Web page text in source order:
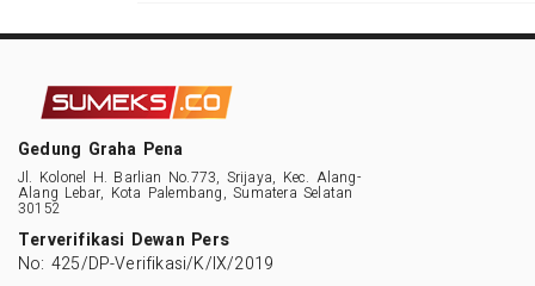
Gedung Graha Pena
Jl. Kolonel H. Barlian No.773, Srijaya, Kec. Alang-
Alang Lebar, Kota Palembang, Sumatera Selatan
30152
Terverifikasi Dewan Pers
No: 425/DP-Verifikasi/K/IX/2019